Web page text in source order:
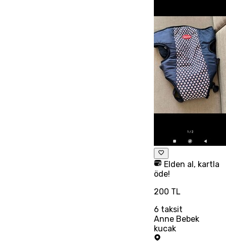
Elden al, kartla
öde!
200 TL
6 taksit
Anne Bebek
kucak